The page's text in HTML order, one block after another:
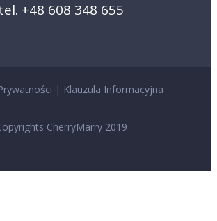
tel. +48 608 348 655
| Klauzula Informacyjna
CherryMarry 2019